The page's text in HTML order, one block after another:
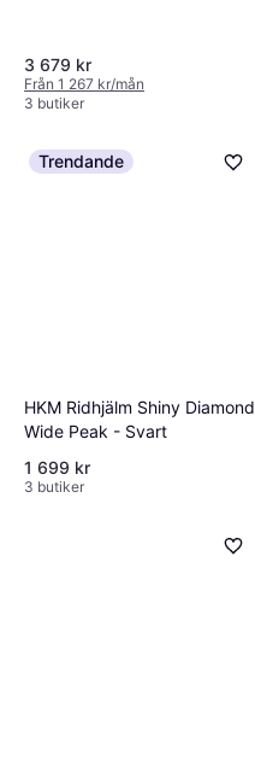
3 679 kr
Från 1 267 kr/mån
3 butiker
Trendande
HKM Ridhjälm Shiny Diamond
Wide Peak - Svart
1 699 kr
3 butiker